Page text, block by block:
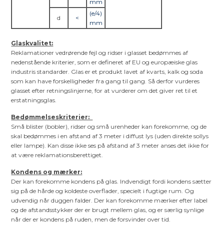
mm
d <
(e/4)
mm
Glaskvalitet:
Reklamationer vedrørende fejl og ridser i glasset bedømmes af
nedenstående kriterier, som er defineret af EU og europæiske glas
industris standarder. Glas er et produkt lavet af kvarts, kalk og soda
som kan have forskelligheder fra gang til gang. Så derfor vurderes
glasset efter retningslinjerne, for at vurderer om det giver ret til et
erstatningsglas.
Bedømmelseskriterier:
Små blister (bobler), ridser og små urenheder kan forekomme, og de
skal bedømmes i en afstand af 3 meter i diffust lys (uden direkte sollys
eller lampe). Kan disse ikke ses på afstand af 3 meter anses det ikke for
at være reklamationsberettiget.
Kondens og mærker:
Der kan forekomme kondens på glas. Indvendigt fordi kondens sætter
sig på de hårde og koldeste overflader, specielt i fugtige rum. Og
udvendig når duggen falder. Der kan forekomme mærker efter label
og de afstandsstykker der er brugt mellem glas, og er særlig synlige
når der er kondens på ruden, men de forsvinder over tid.